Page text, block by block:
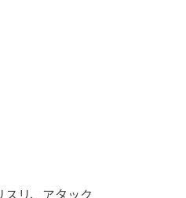
リ、アタック